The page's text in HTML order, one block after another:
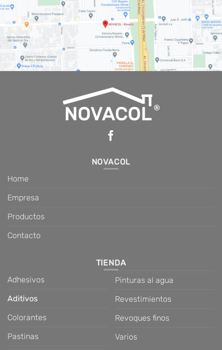
NOVACOL
Home
Empresa
Productos
Contacto
TIENDA
Adhesivos
Aditivos
Colorantes
Pastinas
Pinturas al agua
Revestimientos
Revoques finos
Varios